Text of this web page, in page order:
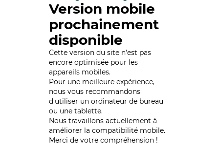
Version mobile
prochainement
disponible
Cette version du site n’est pas
encore optimisée pour les
appareils mobiles.
Pour une meilleure expérience,
nous vous recommandons
d'utiliser un ordinateur de bureau
ou une tablette.
Nous travaillons actuellement à
améliorer la compatibilité mobile.
Merci de votre compréhension !